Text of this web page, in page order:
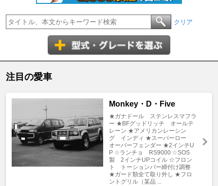
クリア
注目の愛車
Monkey・D・Five
★ガナドール ステンレスマフラ
ー ★BFグッドリッチ オールテ
レーン ★アメリカンレーシン
グ インディ ★スーパーロー
オーバーフェンダー ★2インチU
P ☆ランチョ RS9000 ☆SOS
製 2インチUPコイル ☆フロン
ト トーションバー締付け調整
★ガード類全て取り外し ★フロ
ントグリル（某品 ...